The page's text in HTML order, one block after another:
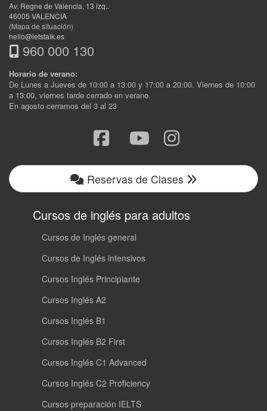
Av. Regne de Valencia, 13 izq..
46005 VALENCIA
(Mapa de situación)
hello@letstalk.es
960 000 130
Horario de verano:
De Lunes a Jueves de 10:00 a 13:00 y 17:00 a 20:00. Viernes de 10:00
a 13:00, viernes tarde cerrado en verano.
En agosto cerramos del 3 al 23
Reservas de Clases
Cursos de inglés para adultos
Cursos de Inglés general
Cursos de Inglés intensivos
Cursos Inglés Principiante
Cursos Inglés A2
Cursos Inglés B1
Cursos Inglés B2 First
Cursos Inglés C1 Advanced
Cursos Inglés C2 Proficiency
Cursos preparación IELTS